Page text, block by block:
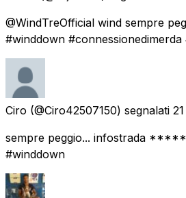
@WindTreOfficial wind sempre
#winddown
Ciro (@Ciro42507150) segnalati
sempre peggio... infostrada
#winddown